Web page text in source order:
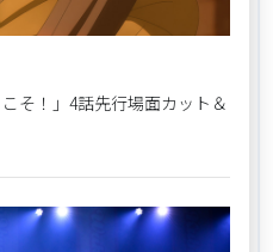
そ！」4話先行場面カット＆